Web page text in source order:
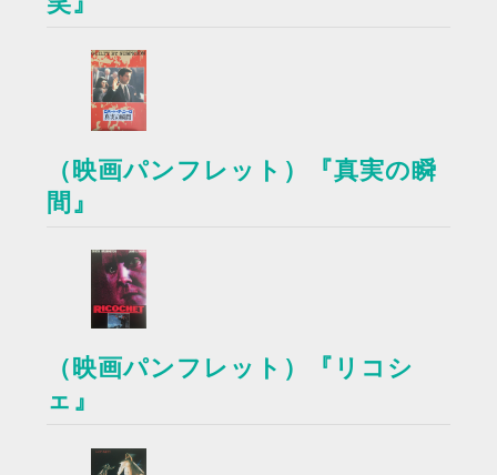
（映画パンフレット）『真実の瞬
間』
（映画パンフレット）『リコシ
ェ』